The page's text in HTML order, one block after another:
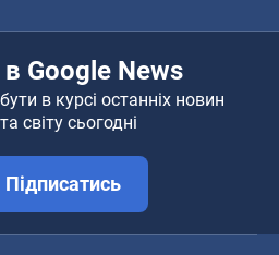
в Google News
в курсі останніх новин
світу сьогодні
Підписатись